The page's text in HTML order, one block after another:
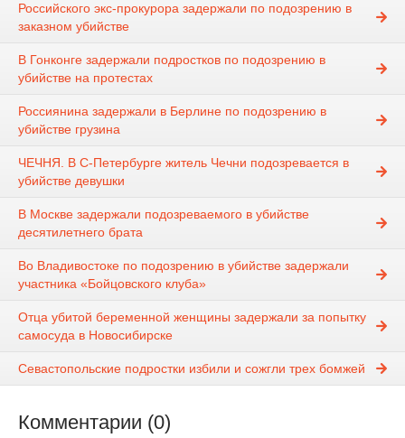
Российского экс-прокурора задержали по подозрению в
заказном убийстве
В Гонконге задержали подростков по подозрению в
убийстве на протестах
Россиянина задержали в Берлине по подозрению в
убийстве грузина
ЧЕЧНЯ. В С-Петербурге житель Чечни подозревается в
убийстве девушки
В Москве задержали подозреваемого в убийстве
десятилетнего брата
Во Владивостоке по подозрению в убийстве задержали
участника «Бойцовского клуба»
Отца убитой беременной женщины задержали за попытку
самосуда в Новосибирске
Севастопольские подростки избили и сожгли трех бомжей
Комментарии (0)